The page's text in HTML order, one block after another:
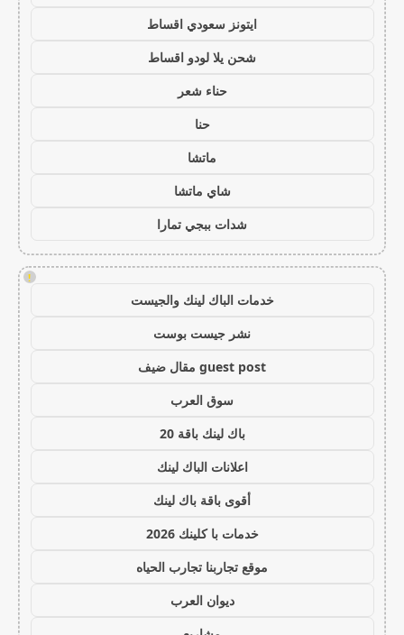
ايتونز سعودي اقساط
شحن يلا لودو اقساط
حناء شعر
حنا
ماتشا
شاي ماتشا
شدات ببجي تمارا
!
خدمات الباك لينك والجيست
نشر جيست بوست
guest post مقال ضيف
سوق العرب
باك لينك باقة 20
اعلانات الباك لينك
أقوى باقة باك لينك
خدمات با كلينك 2026
موقع تجاربنا تجارب الحياه
ديوان العرب